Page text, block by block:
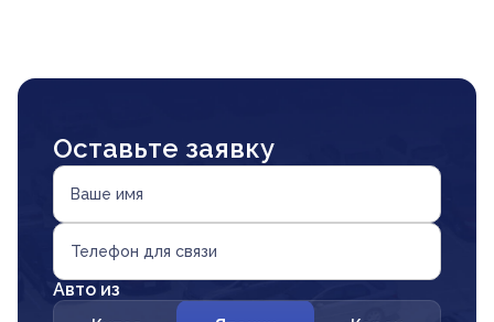
Оставьте заявку
Ваше имя
Телефон для связи
Авто из